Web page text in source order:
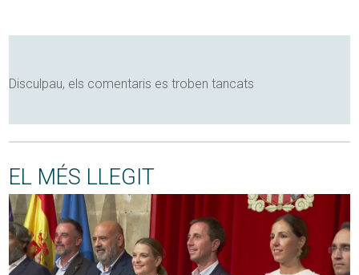
Disculpau, els comentaris es troben tancats
EL MÉS LLEGIT